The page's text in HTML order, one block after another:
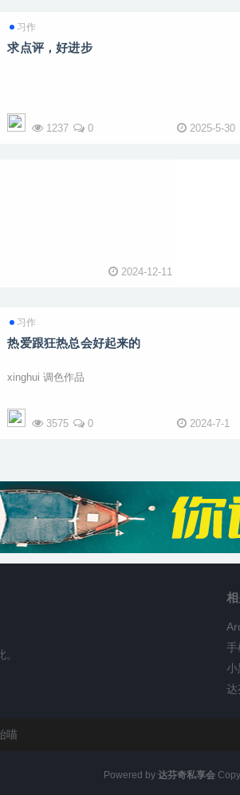
习作
求点评，好进步
1237 0 2025-5-30
2024-12-11
习作
热爱跟狂热总会好起来的
xinghui 调色作品
3575 0 2024-7-1
手
小
达
喵
Powered by 达芬奇私享会